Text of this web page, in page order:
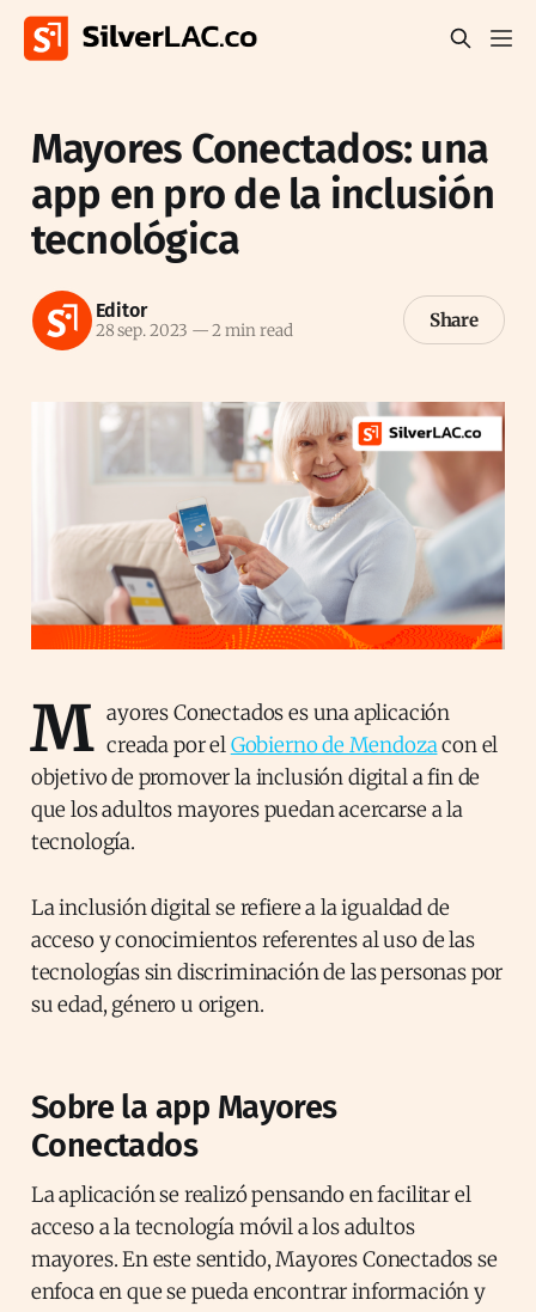
Mayores Conectados: una
app en pro de la inclusión
tecnológica
Editor
28 sep. 2023 —2 min read Share
M ayores Conectados es una aplicación
creada por elGobierno de Mendozacon el
objetivo de promover la inclusión digital a fin de
que los adultos mayores puedan acercarse a la
tecnología.
La inclusión digital se refiere a la igualdad de
acceso y conocimientos referentes al uso de las
tecnologías sin discriminación de las personas por
su edad, género u origen.
Sobre la app Mayores
Conectados
La aplicación se realizó pensando en facilitar el
acceso a la tecnología móvil a los adultos
mayores. En este sentido, Mayores Conectados se
enfoca en que se pueda encontrar información y